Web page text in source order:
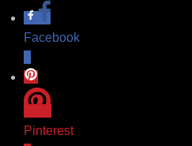
Facebook
Pinterest